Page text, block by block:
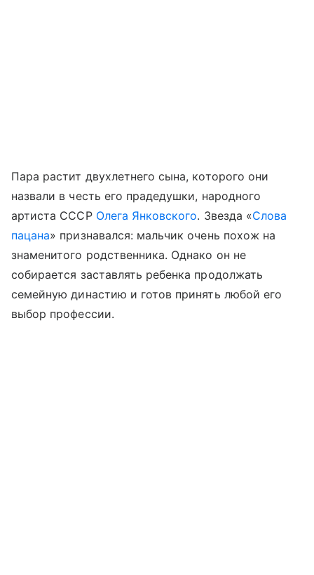
Пара растит двухлетнего сына, которого они
назвали в честь его прадедушки, народного
артиста СССР Олега Янковского. Звезда «Слова
пацана» признавался: мальчик очень похож на
знаменитого родственника. Однако он не
собирается заставлять ребенка продолжать
семейную династию и готов принять любой его
выбор профессии.